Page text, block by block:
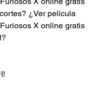
¿Ver película
X online gratis